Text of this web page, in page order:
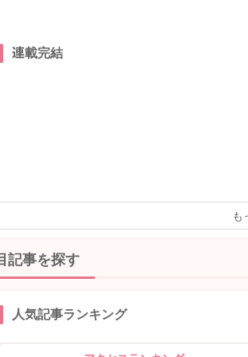
連載完結
も
記事を探す
人気記事ランキング